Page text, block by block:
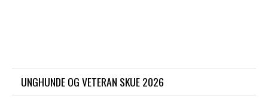
UNGHUNDE OG VETERAN SKUE 2026